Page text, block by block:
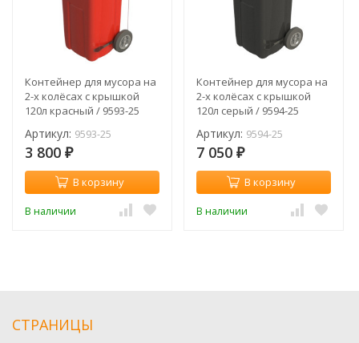
Контейнер для мусора на
2-х колёсах с крышкой
120л красный / 9593-25
Артикул: 9593-25
3 800 ₽
В корзину
В наличии
Контейнер для мусора на
2-х колёсах с крышкой
120л серый / 9594-25
Артикул: 9594-25
7 050 ₽
В корзину
В наличии
СТРАНИЦЫ